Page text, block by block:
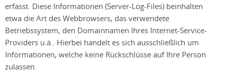
erfasst. Diese Informationen (Server-Log-Files) beinhalten
etwa die Art des Webbrowsers, das verwendete
Betriebssystem, den Domainnamen Ihres Internet-Service-
Providers u.ä.. Hierbei handelt es sich ausschließlich um
Informationen, welche keine Rückschlüsse auf Ihre Person
zulassen.